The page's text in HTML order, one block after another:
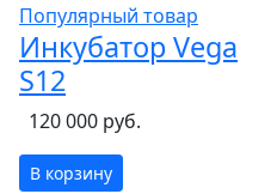
Популярный товар
Инкубатор Vega
S12
120 000 руб.
В корзину